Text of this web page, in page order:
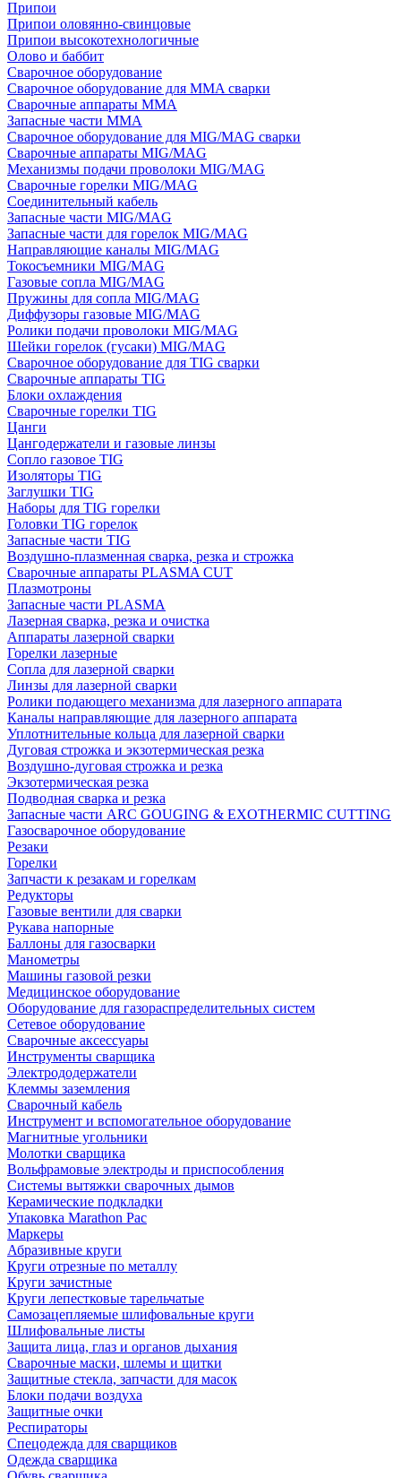
Припои
Припои оловянно-свинцовые
Припои высокотехнологичные
Олово и баббит
Сварочное оборудование
Сварочное оборудование для MMA сварки
Сварочные аппараты MMA
Запасные части MMA
Сварочное оборудование для MIG/MAG сварки
Сварочные аппараты MIG/MAG
Механизмы подачи проволоки MIG/MAG
Сварочные горелки MIG/MAG
Соединительный кабель
Запасные части MIG/MAG
Запасные части для горелок MIG/MAG
Направляющие каналы MIG/MAG
Токосъемники MIG/MAG
Газовые сопла MIG/MAG
Пружины для сопла MIG/MAG
Диффузоры газовые MIG/MAG
Ролики подачи проволоки MIG/MAG
Шейки горелок (гусаки) MIG/MAG
Сварочное оборудование для TIG сварки
Сварочные аппараты TIG
Блоки охлаждения
Сварочные горелки TIG
Цанги
Цангодержатели и газовые линзы
Сопло газовое TIG
Изоляторы TIG
Заглушки TIG
Наборы для TIG горелки
Головки TIG горелок
Запасные части TIG
Воздушно-плазменная сварка, резка и строжка
Сварочные аппараты PLASMA CUT
Плазмотроны
Запасные части PLASMA
Лазерная сварка, резка и очистка
Аппараты лазерной сварки
Горелки лазерные
Сопла для лазерной сварки
Линзы для лазерной сварки
Ролики подающего механизма для лазерного аппарата
Каналы направляющие для лазерного аппарата
Уплотнительные кольца для лазерной сварки
Дуговая строжка и экзотермическая резка
Воздушно-дуговая строжка и резка
Экзотермическая резка
Подводная сварка и резка
Запасные части ARC GOUGING & EXOTHERMIC CUTTING
Газосварочное оборудование
Резаки
Горелки
Запчасти к резакам и горелкам
Редукторы
Газовые вентили для сварки
Рукава напорные
Баллоны для газосварки
Манометры
Машины газовой резки
Медицинское оборудование
Оборудование для газораспределительных систем
Сетевое оборудование
Сварочные аксессуары
Инструменты сварщика
Электрододержатели
Клеммы заземления
Сварочный кабель
Инструмент и вспомогательное оборудование
Магнитные угольники
Молотки сварщика
Вольфрамовые электроды и приспособления
Системы вытяжки сварочных дымов
Керамические подкладки
Упаковка Marathon Pac
Маркеры
Абразивные круги
Круги отрезные по металлу
Круги зачистные
Круги лепестковые тарельчатые
Самозацепляемые шлифовальные круги
Шлифовальные листы
Защита лица, глаз и органов дыхания
Сварочные маски, шлемы и щитки
Защитные стекла, запчасти для масок
Блоки подачи воздуха
Защитные очки
Респираторы
Спецодежда для сварщиков
Одежда сварщика